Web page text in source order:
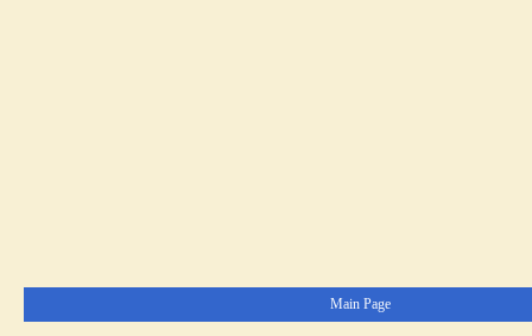
Main Page